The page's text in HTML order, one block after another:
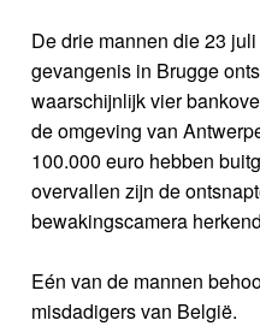
De drie mannen die 23
gevangenis in Brugge
waarschijnlijk vier
de omgeving van
100.000 euro hebben
overvallen zijn de
bewakingscamera
Eén van de mannen
misdadigers van België.